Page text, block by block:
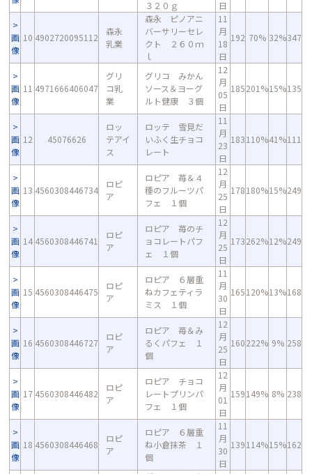
３２０ｇ
日
画
像
10 4902720095112
森永
乳業
森永 ピノアニ
バーサリーセレ
クト ２６０ｍ
ｌ
11
月
18
日
192 70% 32%347
画
像
11 4971666406047
グリ
コ乳
業
グリコ みかん
ソース＆ヨーグ
ルト健康 ３個
12
月
05
日
185201%15%135
画
像
12 45076626
ロッ
テアイ
ス
ロッテ 雪見だ
いふく生チョコ
レート
11
月
23
日
183110%41%111
画
像
13 4560308446734
ロピ
ア
ロピア 苺＆４
種のフルーツパ
フェ １個
12
月
25
日
178180%15%249
画
像
14 4560308446741
ロピ
ア
ロピア 苺のチ
ョコレートパフ
ェ １個
12
月
25
日
173262%12%249
画
像
15 4560308446475
ロピ
ア
ロピア ６層重
ねカフェティラ
ミス １個
11
月
30
日
165120%13%168
画
像
16 4560308446727
ロピ
ア
ロピア 苺＆み
るくパフェ １
個
12
月
25
日
160222% 9% 258
画
像
17 4560308446482
ロピ
ア
ロピア チョコ
レートプリンパ
フェ １個
12
月
01
日
159149% 8% 238
画
像
18 4560308446468
ロピ
ア
ロピア ６層重
ね小倉抹茶 １
個
11
月
30
日
139114%15%162